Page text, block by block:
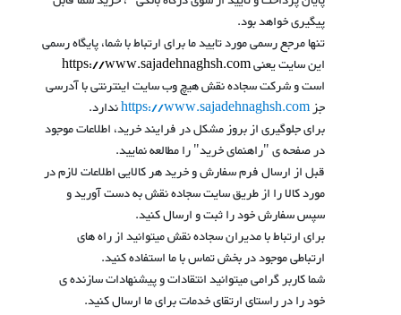
پیگیری خواهد بود.
تنها مرجع رسمی مورد تایید ما برای ارتباط با شما، پایگاه رسمی
این سایت یعنیhttps://www.sajadehnaghsh.com
است و شرکت سجاده نقش هیچ وب سایت اینترنتی با آدرسی
جزhttps://www.sajadehnaghsh.comندارد.
برای جلوگیری از بروز مشکل در فرایند خرید، اطلاعات موجود
در صفحه ی "راهنمای خرید" را مطالعه نمایید.
قبل از ارسال فرم سفارش و خرید هر کالایی اطلاعات لازم در
مورد کالا را از طریق سایت سجاده نقش به دست آورید و
سپس سفارش خود را ثبت و ارسال کنید.
برای ارتباط با مدیران سجاده نقش میتوانید از راه های
ارتباطی موجود در بخش تماس با ما استفاده کنید.
شما کاربر گرامی میتوانید انتقادات و پیشنهادات سازنده ی
خود را در راستای ارتقای خدمات برای ما ارسال کنید.